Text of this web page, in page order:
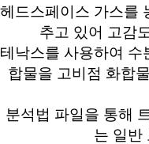
헤드스페이스 가스를
추고 있어 고감
테낙스를 사용하여 수
합물을 고비점 화합
분석법 파일을 통해
는 일반